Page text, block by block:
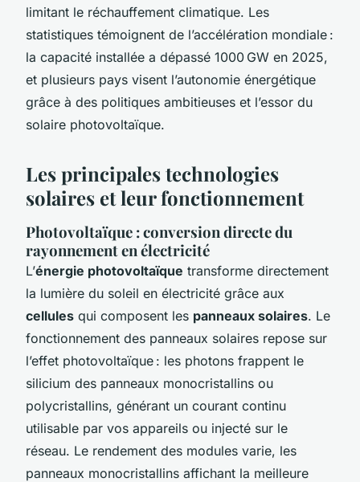
limitant le réchauffement climatique. Les
statistiques témoignent de l’accélération mondiale :
la capacité installée a dépassé 1000 GW en 2025,
et plusieurs pays visent l’autonomie énergétique
grâce à des politiques ambitieuses et l’essor du
solaire photovoltaïque.
Les principales technologies
solaires et leur fonctionnement
Photovoltaïque : conversion directe du
rayonnement en électricité
L’énergie photovoltaïque transforme directement
la lumière du soleil en électricité grâce aux
cellules qui composent les panneaux solaires. Le
fonctionnement des panneaux solaires repose sur
l’effet photovoltaïque : les photons frappent le
silicium des panneaux monocristallins ou
polycristallins, générant un courant continu
utilisable par vos appareils ou injecté sur le
réseau. Le rendement des modules varie, les
panneaux monocristallins affichant la meilleure